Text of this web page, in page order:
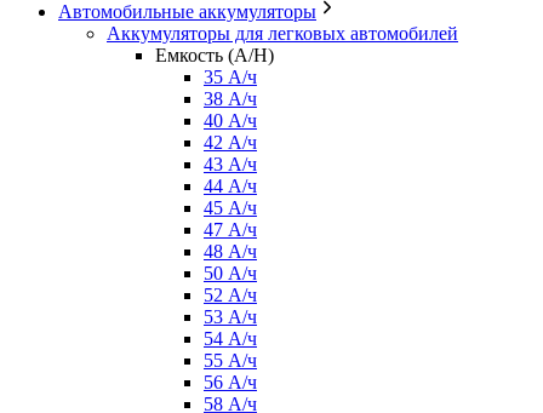
Автомобильные аккумуляторы
Аккумуляторы для легковых автомобилей
Емкость (A/H)
35 А/ч
38 А/ч
40 А/ч
42 А/ч
43 А/ч
44 А/ч
45 А/ч
47 А/ч
48 А/ч
50 А/ч
52 А/ч
53 А/ч
54 А/ч
55 А/ч
56 А/ч
58 А/ч